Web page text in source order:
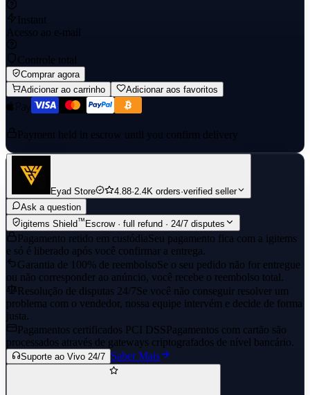
Instant
Acesso ao e-mail
Controle total
Comprar agora
Adicionar ao carrinho
Adicionar aos favoritos
Payment held in escrow until you confirm delivery
Eyad Store 4.88·2.4K orders·verified seller
Ask a question
igitems Shield™ Escrow · full refund · 24/7 disputes
Pagamento retido em custódiaSeu pagamento fica com a igitems
e só é liberado após você confirmar a entrega.
Garantia de 100% de reembolsoSe o seu pedido não for entregue
ou não corresponder ao anúncio, você recebe o reembolso total.
Resolução de disputas 24/7Se você não conseguir resolver um
problema com o vendedor, nossa equipe intervém e decide de forma
justa.
Pagamentos certificados PCI DSSPagamentos com cartão são
processados através de gateways criptografados de nível bancário.
Suporte ao Vivo 24/7 Saber Mais